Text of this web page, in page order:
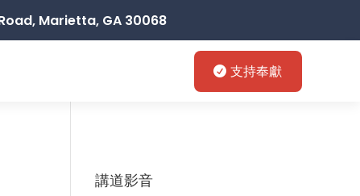
Marietta, GA 30068
支持奉獻
講道影音